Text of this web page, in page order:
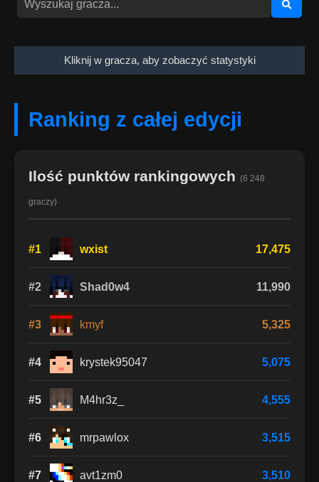
Kliknij w gracza, aby zobaczyć statystyki
Ranking z całej edycji
Ilość punktów rankingowych (6 248
graczy)
#1 wxist 17,475
#2 Shad0w4 11,990
#3 kmyf 5,325
#4 krystek95047 5,075
#5 M4hr3z_ 4,555
#6 mrpawlox 3,515
#7 avt1zm0 3,510